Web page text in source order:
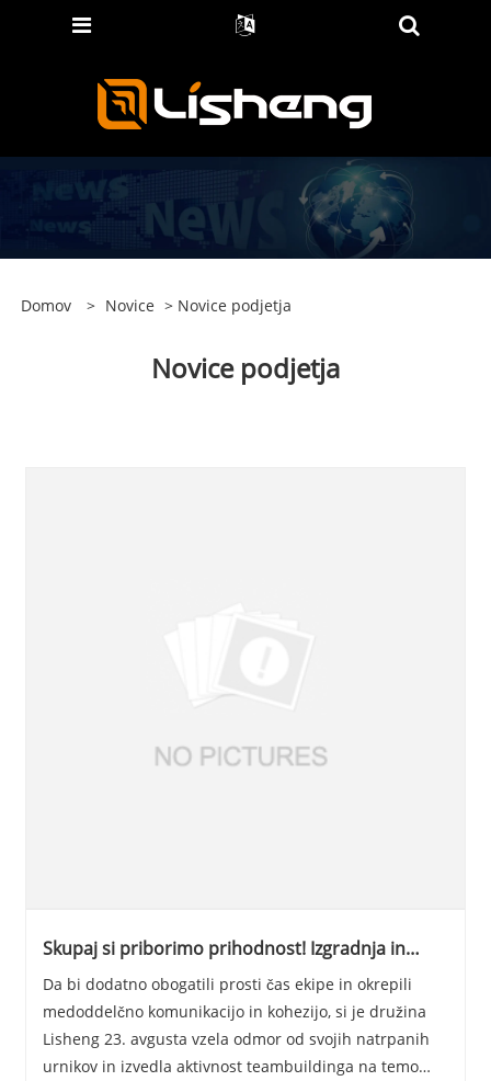
Domov > Novice > Novice podjetja
Novice podjetja
Skupaj si priborimo prihodnost! Izgradnja in
prostem leta 2025 sta bila popoln uspeh
Da bi dodatno obogatili prosti čas ekipe in okrepili
medoddelčno komunikacijo in kohezijo, si je družina
Lisheng 23. avgusta vzela odmor od svojih natrpanih
urnikov in izvedla aktivnost teambuildinga na temo